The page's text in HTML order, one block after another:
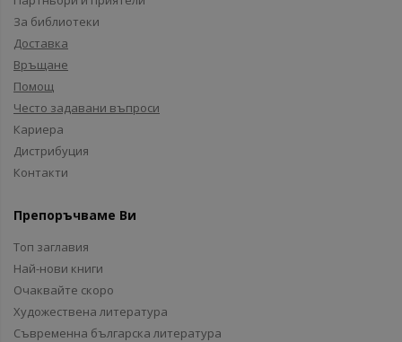
За библиотеки
Доставка
Връщане
Помощ
Често задавани въпроси
Кариера
Дистрибуция
Контакти
Препоръчваме Ви
Топ заглавия
Най-нови книги
Очаквайте скоро
Художествена литература
Съвременна българска литература